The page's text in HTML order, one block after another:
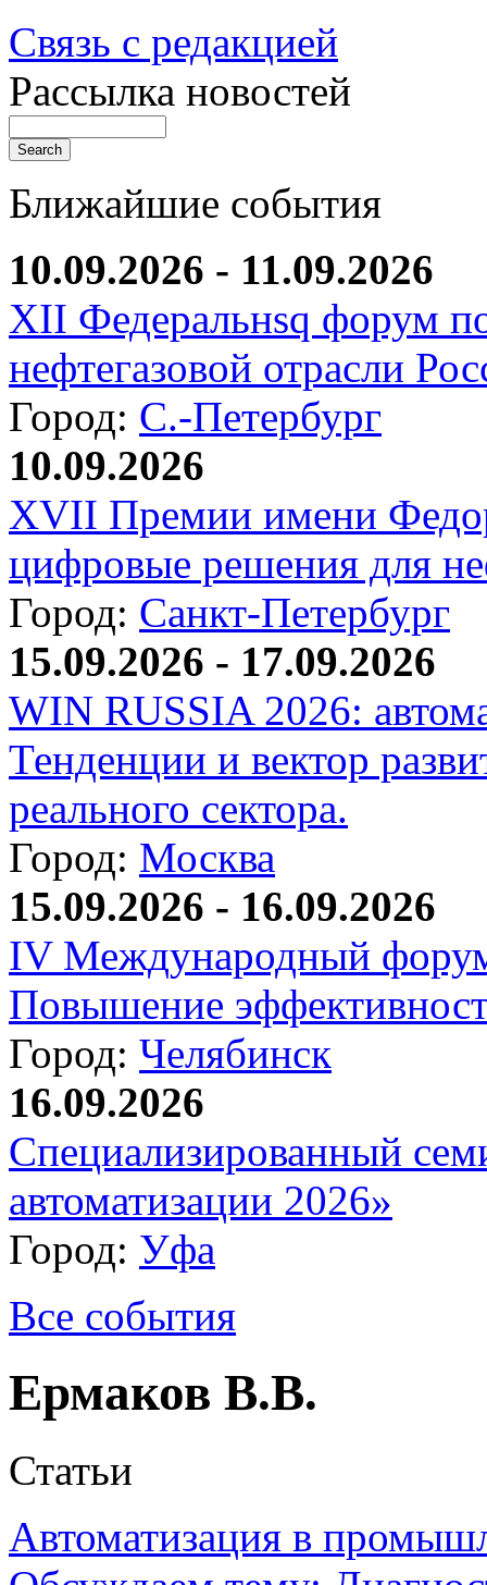
Связь с редакцией
Рассылка новостей
Ближайшие события
10.09.2026 - 11.09.2026
XII Федеральнsq форум
нефтегазовой отрасли
Город: С.-Петербург
10.09.2026
XVII Премии имени
цифровые решения для
Город: Санкт-Петербург
15.09.2026 - 17.09.2026
WIN RUSSIA 2026:
Тенденции и вектор
реального сектора.
Город: Москва
15.09.2026 - 16.09.2026
IV Международный
Повышение
Город: Челябинск
16.09.2026
Специализированный
автоматизации 2026»
Город: Уфа
Все события
Ермаков В.В.
Статьи
Автоматизация в